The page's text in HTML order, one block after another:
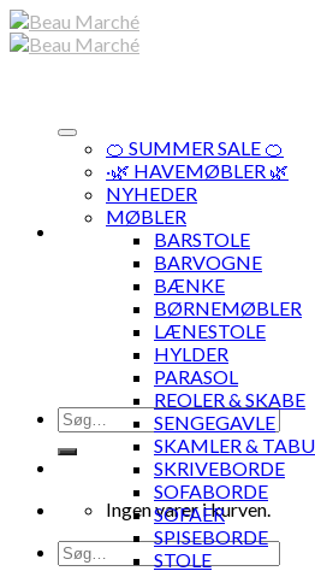
Skip
to
Søg
efter:
Ingen varer i kurven.
Søg
🍊 SUMMER SALE 🍊
·🌿 HAVEMØBLER 🌿
NYHEDER
MØBLER
BARSTOLE
BARVOGNE
BÆNKE
BØRNEMØBLER
LÆNESTOLE
HYLDER
PARASOL
REOLER & SKABE
SENGEGAVLE
SKAMLER &
SKRIVEBORDE
SOFABORDE
SOFAER
SPISEBORDE
STOLE